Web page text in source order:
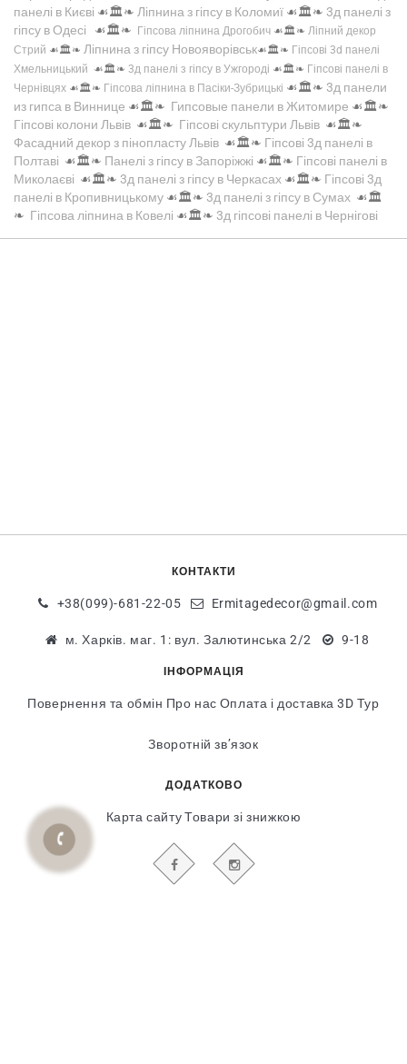
панелі в Києві ☙🏛️❧ Ліпнина з гіпсу в Коломиї ☙🏛️❧ 3д панелі з
гіпсу в Одесі ☙🏛️❧ Гіпсова ліпнина Дрогобич ☙🏛️❧ Ліпний декор
Стрий ☙🏛️❧ Ліпнина з гіпсу Новояворівськ☙🏛️❧ Гіпсові 3d панелі
Хмельницький ☙🏛️❧ 3д панелі з гіпсу в Ужгороді ☙🏛️❧ Гіпсові панелі в
Чернівцях ☙🏛️❧ Гіпсова ліпнина в Пасіки-Зубрицькі ☙🏛️❧ 3д панели
из гипса в Виннице ☙🏛️❧ Гипсовые панели в Житомире ☙🏛️❧
Гіпсові колони Львів ☙🏛️❧ Гіпсові скульптури Львів ☙🏛️❧
Фасадний декор з пінопласту Львів ☙🏛️❧ Гіпсові 3д панелі в
Полтаві ☙🏛️❧ Панелі з гіпсу в Запоріжжі ☙🏛️❧ Гіпсові панелі в
Миколаєві ☙🏛️❧ 3д панелі з гіпсу в Черкасах ☙🏛️❧ Гіпсові 3д
панелі в Кропивницькому ☙🏛️❧ 3д панелі з гіпсу в Сумах ☙🏛️
❧ Гіпсова ліпнина в Ковелі ☙🏛️❧ 3д гіпсові панелі в Чернігові
КОНТАКТИ
+38(099)-681-22-05 Ermitagedecor@gmail.com
м. Харків. маг. 1: вул. Залютинська 2/2 9-18
ІНФОРМАЦІЯ
Повернення та обмін Про нас Оплата і доставка 3D Тур
Зворотній зв’язок
ДОДАТКОВО
Карта сайту Товари зі знижкою